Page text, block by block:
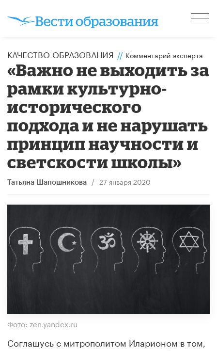
КАЧЕСТВО ОБРАЗОВАНИЯ // Комментарий эксперта
«Важно не выходить за
рамки культурно-
исторического
подхода и не нарушать
принцип научности и
светскости школы»
Татьяна Шапошникова / 27 января 2020
Фото: zen.yandex.ru
Соглашусь с митрополитом Иларионом в том,